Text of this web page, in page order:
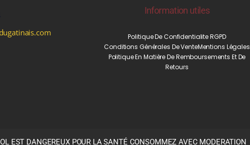
Information utiles
Politique De Confidentialite RGPD
Conditions Générales De VenteMentions Légales
Politique En Matière De Remboursements Et De
Retours
EST DANGEREUX POUR LA SANTÉ CONSOMMEZ AVEC MODERATION